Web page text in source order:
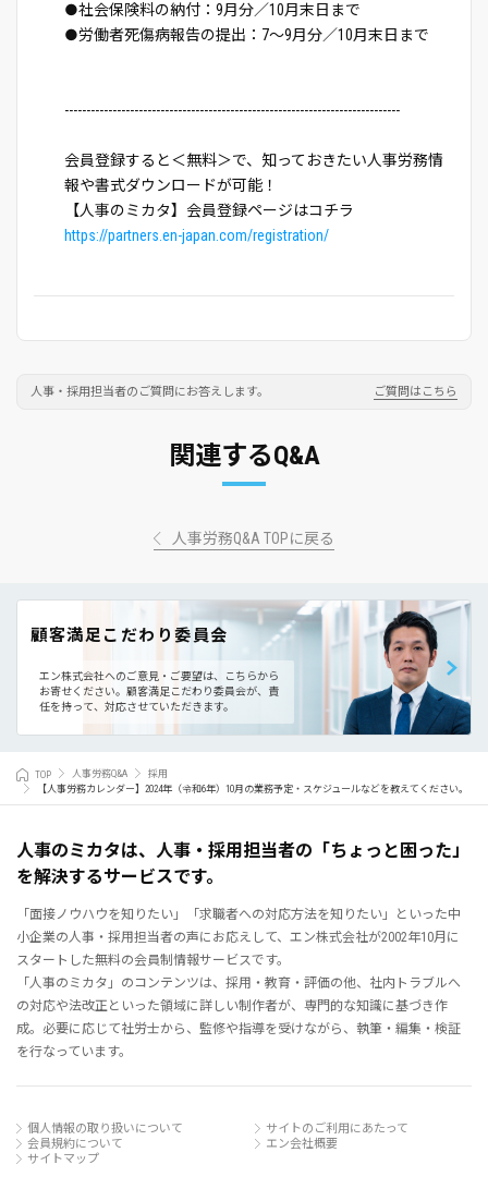
●社会保険料の納付：9月分／10月末日まで
●労働者死傷病報告の提出：7～9月分／10月末日まで
-----------------------------------------------------------------------------
会員登録すると＜無料＞で、知っておきたい人事労務情
報や書式ダウンロードが可能！
【人事のミカタ】会員登録ページはコチラ
https://partners.en-japan.com/registration/
人事・採用担当者のご質問にお答えします。 ご質問はこちら
関連するQ&A
人事労務Q&A TOPに戻る
顧客満足こだわり委員会
エン株式会社へのご意見・ご要望は、こちらから
お寄せください。 顧客満足こだわり委員会が、責
任を持って、対応させていただきます。
TOP 人事労務Q&A
採用
【人事労務カレンダー】2024年（令和6年）10月の業務予定・スケジュールなどを教えてください。
人事のミカタは、人事・採用担当者の「ちょっと困った」
を解決するサービスです。
「面接ノウハウを知りたい」「求職者への対応方法を知りたい」といった中
小企業の人事・採用担当者の声にお応えして、エン株式会社が2002年10月に
スタートした無料の会員制情報サービスです。
「人事のミカタ」のコンテンツは、採用・教育・評価の他、社内トラブルへ
の対応や法改正といった領域に詳しい制作者が、専門的な知識に基づき作
成。必要に応じて社労士から、監修や指導を受けながら、執筆・編集・検証
を行なっています。
個人情報の取り扱いについて
サイトのご利用にあたって
会員規約について
エン会社概要
サイトマップ